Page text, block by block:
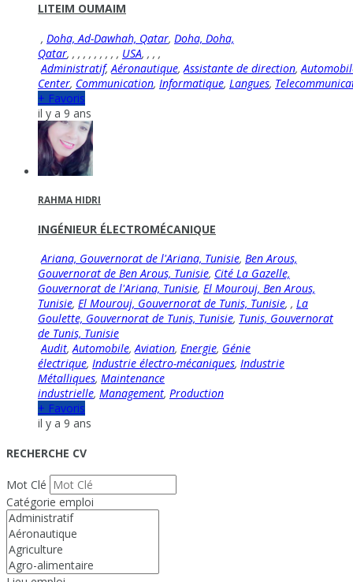
LITEIM OUMAIM
, Doha, Ad-Dawhah, Qatar, Doha, Doha,
Qatar, , , , , , , , , , USA, , , ,
Administratif, Aéronautique, Assistante de direction,
Center, Communication, Informatique, Langues,
+ Favoris
il y a 9 ans
RAHMA HIDRI
INGÉNIEUR ÉLECTROMÉCANIQUE
Ariana, Gouvernorat de l'Ariana, Tunisie, Ben Arous,
Gouvernorat de Ben Arous, Tunisie, Cité La Gazelle,
Gouvernorat de l'Ariana, Tunisie, El Mourouj, Ben Arous,
Tunisie, El Mourouj, Gouvernorat de Tunis, Tunisie, , La
Goulette, Gouvernorat de Tunis, Tunisie, Tunis, Gouvernorat
de Tunis, Tunisie
Audit,Automobile,Aviation, Energie, Génie
électrique, Industrie électro-mécaniques, Industrie
Métalliques, Maintenance
industrielle, Management, Production
+ Favoris
il y a 9 ans
RECHERCHE CV
Mot Clé
Catégorie emploi